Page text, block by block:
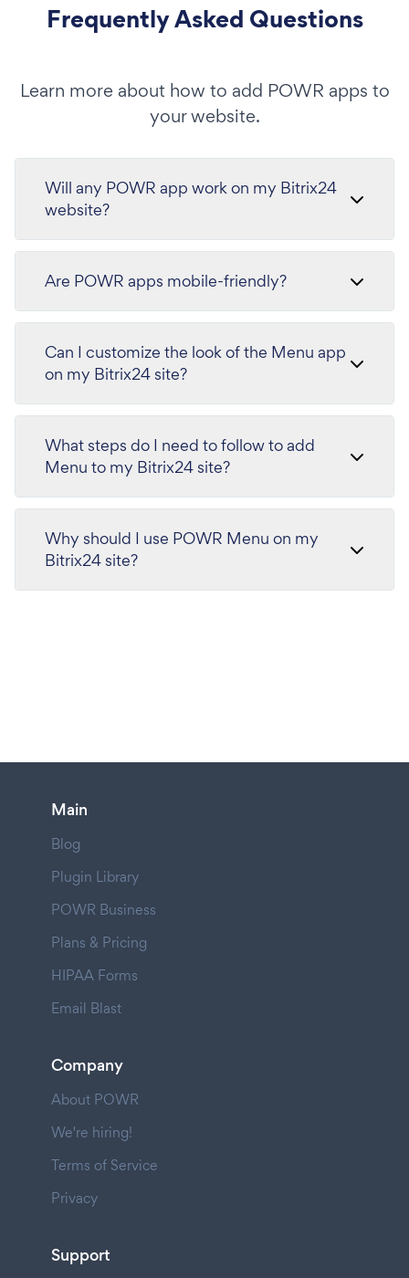
Frequently Asked Questions
Learn more about how to add POWR apps to
your website.
Will any POWR app work on my Bitrix24
website?
Are POWR apps mobile-friendly?
Can I customize the look of the Menu app
on my Bitrix24 site?
What steps do I need to follow to add
Menu to my Bitrix24 site?
Why should I use POWR Menu on my
Bitrix24 site?
Main
Blog
Plugin Library
POWR Business
Plans & Pricing
HIPAA Forms
Email Blast
Company
About POWR
We're hiring!
Terms of Service
Privacy
Support